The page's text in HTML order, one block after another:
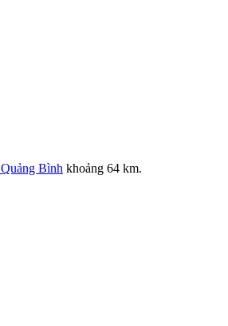
Bình khoảng 64 km.